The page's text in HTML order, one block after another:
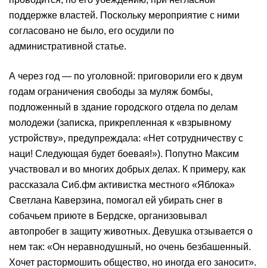
поддержке властей. Поскольку мероприятие с ними
согласовано не было, его осудили по
административной статье.
А через год — по уголовной: приговорили его к двум
годам ограничения свободы за муляж бомбы,
подложенный в здание городского отдела по делам
молодежи (записка, прикрепленная к «взрывному
устройству», предупреждала: «Нет сотрудничеству с
наци! Следующая будет боевая!»). Попутно Максим
участвовал и во многих добрых делах. К примеру, как
рассказала Сиб.фм активистка местного «Яблока»
Светлана Каверзина, помогал ей убирать снег в
собачьем приюте в Бердске, организовывал
автопробег в защиту животных. Девушка отзывается о
нем так: «Он неравнодушный, но очень безбашенный.
Хочет растормошить общество, но иногда его заносит».